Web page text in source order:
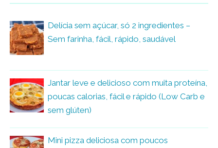
Delícia sem açúcar, só 2 ingredientes –
Sem farinha, fácil, rápido, saudável
Jantar leve e delicioso com muita proteína,
poucas calorias, fácil e rápido (Low Carb e
sem glúten)
Mini pizza deliciosa com poucos